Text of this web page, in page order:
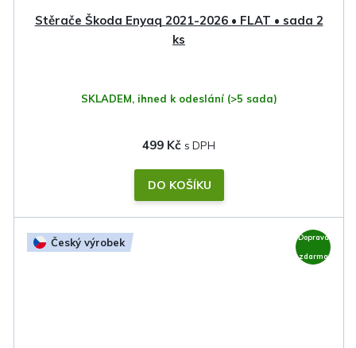
Stěrače Škoda Enyaq 2021-2026 • FLAT • sada 2
ks
SKLADEM, ihned k odeslání (>5 sada)
499 Kč
DO KOŠÍKU
Český výrobek Doprava
zdarma